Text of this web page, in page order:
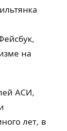
на
АСИ,
лет, в